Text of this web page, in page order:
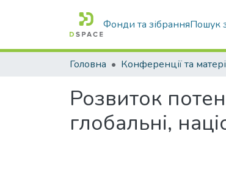
Фонди та зібранняПошук
Головна
Розвиток
глобальні,